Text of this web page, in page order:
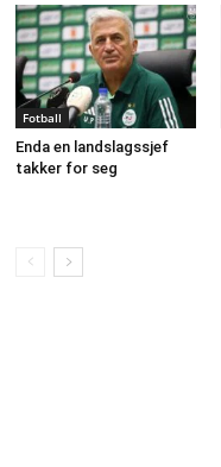
Fotball
Enda en landslagssjef
takker for seg